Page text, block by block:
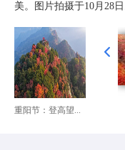
美。图片拍摄于10月28
重阳节：登高望...